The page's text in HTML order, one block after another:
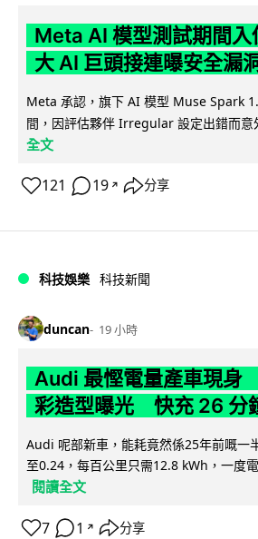
Meta AI 模型測試期間入
大 AI 巨頭接連曝安全漏
Meta 承認，旗下 AI 模型 Muse Spark
間，因評估夥伴 Irregular 設定出錯而意
全文
121 19 ↗ 分享
科技娛樂 科技新聞
duncan 19 小時
Audi 最慳電量產車現
彩造型曝光 快充 26 分
Audi 呢部新車，能耗竟然係25年前嘅一
至0.24，每百公里只需12.8 kWh，一度
閱讀全文
7 1 ↗ 分享